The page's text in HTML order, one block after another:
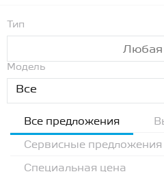
Тип
Любая
Модель
Все
Все предложения
Сервисные предложения
Специальная цена